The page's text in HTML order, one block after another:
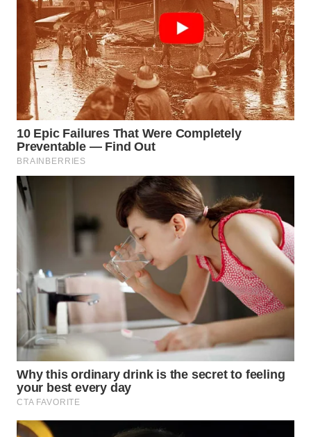
WN
LIKUPANG
WN
LABUANBAJO
WN
BORNEO
Wahana
Media
Group
WAHANA
TANI
WAHANA
ADVOKAT
WAHANA
INFRASTRUKTUR
WAHANA